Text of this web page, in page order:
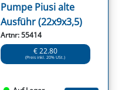
Pumpe Piusi alte
Ausführ (22x9x3,5)
Artnr: 55414
€ 22.80
(Preis inkl. 20% USt.)